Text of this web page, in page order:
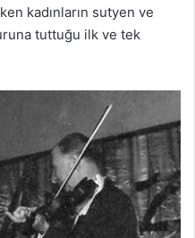
kadınların sutyen ve
tuttuğu ilk ve tek